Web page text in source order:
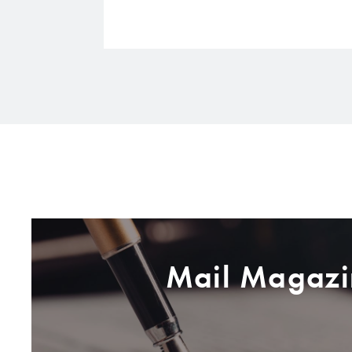
Mail